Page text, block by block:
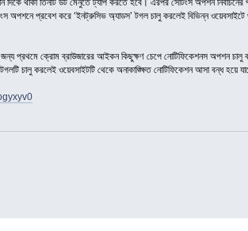
থাকা তিনটি ডট মেনুতে ট্যাপ করতে হবে। এরপর সেটিংস অপশন
অপশনে প্রবেশ করে ‘ইনট্রুসিভ অ্যাডস’ টগল চালু করলেই বিভিন্ন ওয়েবসাইটে
জন্য প্রথমে ক্রোম ব্রাউজারের আইকন কিছুক্ষণ চেপে নোটিফিকেশনস অপশন
চালু করলেই ওয়েবসাইটটি থেকে অনাকাঙ্ক্ষিত নোটিফিকেশন আসা বন্ধ হয়ে